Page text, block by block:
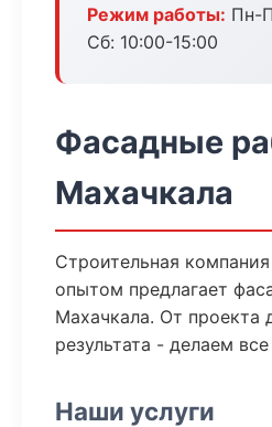
Режим работы: Пн-
Сб: 10:00-15:00
Фасадные
Махачкала
Строительная
опытом предлагает
Махачкала. От проекта
результата - делаем
Наши услуги